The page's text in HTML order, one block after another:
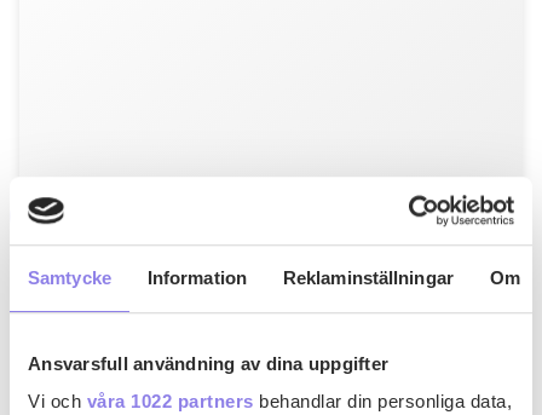
Samtycke Information Reklaminställningar Om
Ansvarsfull användning av dina uppgifter
Vi och våra 1022 partners behandlar din personliga data,
T
Kola Dröm- Daim Tårta Med
Jordgubbar
Gör så här: Klä insidan av en form med löstagbar kant,